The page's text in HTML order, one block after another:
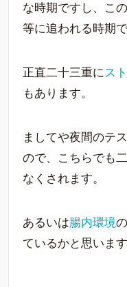
な時期ですし、こ
等に追われる時期
正直二十三重にス
もあります。
ましてや夜間のテ
ので、こちらでも
なくされます。
あるいは腸内環境
ているかと思います